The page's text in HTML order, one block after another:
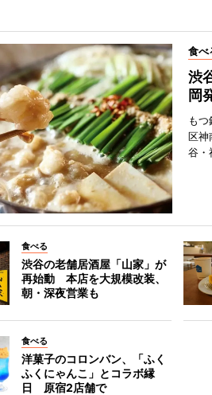
食べ
渋
岡
も
区神
谷・
食べる
渋谷の老舗居酒屋「山家」が
再始動 本店を大規模改装、
朝・深夜営業も
食べる
洋菓子のコロンバン、「ふく
ふくにゃんこ」とコラボ縁
日 原宿2店舗で